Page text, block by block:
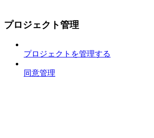
プロジェクト管理
プロジェクトを管理する
同意管理